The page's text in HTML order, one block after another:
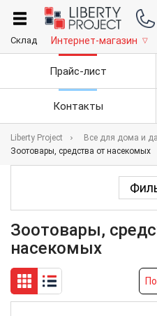
Склад Интернет-магазин ▽
Прайс-лист
Контакты
Liberty Project
Все для дома и
Зоотовары, средства от насекомых
Зоотовары,
насекомых